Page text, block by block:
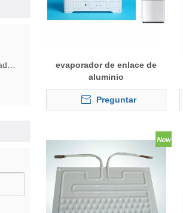
evaporador de enlace de
aluminio
Preguntar